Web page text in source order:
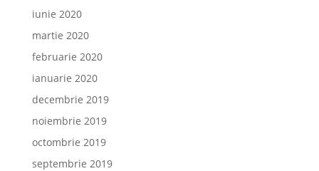
iunie 2020
martie 2020
februarie 2020
ianuarie 2020
decembrie 2019
noiembrie 2019
octombrie 2019
septembrie 2019